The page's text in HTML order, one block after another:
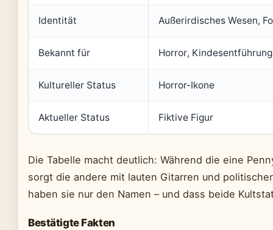
Identität Außerirdisches Wesen,
Bekannt für Horror,
Kultureller Status Horror-Ikone
Aktueller Status Fiktive Figur
Die Tabelle macht deutlich: Während die eine
sorgt die andere mit lauten Gitarren und
haben sie nur den Namen – und dass beide
Bestätigte Fakten